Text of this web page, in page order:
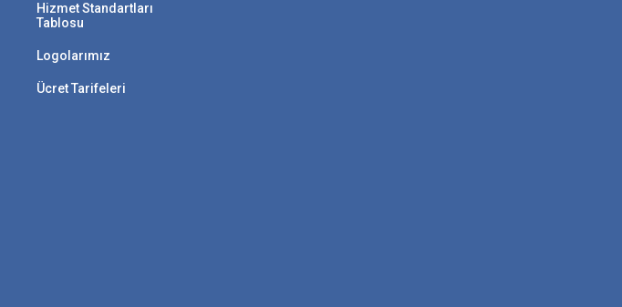
Hizmet Standartları
Tablosu
Logolarımız
Ücret Tarifeleri